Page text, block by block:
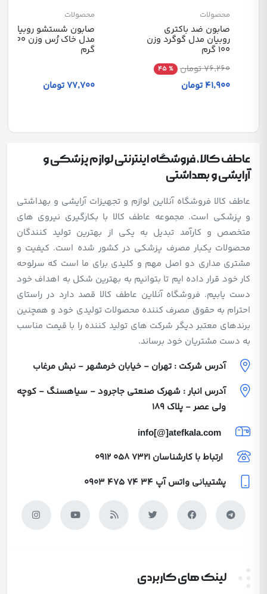
محصولات
صابون ضد باکتری
روبیان مدل گوگرد وزن
100 گرم
76٬260 تومان
% 45
41٬900 تومان
محصولات
صابون شستشو روبیان
مدل خاک رُس وزن 100
گرم
77٬700 تومان
عاطف کالا، فروشگاه اینترنتی لوازم پزشکی و
آرایشی و بهداشتی
عاطف کالا فروشگاه آنلاین لوازم و تجهیزات آرایشی و بهداشتی
و پزشکی است. مجموعه عاطف کالا با بکارگیری نیروی های
متخصص و کارآمد تبدیل به یکی از بهترین تولید کنندگان
محصولات یکبار مصرف پزشکی در کشور شده است. کیفیت و
مشتری مداری دو اصل مهم و کلیدی برای ما است که سرلوحه
کار خود قرار داده ایم تا بتوانیم به بهترین شکل به اهداف خود
دست یابیم. فروشگاه آنلاین عاطف کالا قصد دارد در راستای
احترام به حقوق مصرف کننده محصولات تولیدی خود و همچنین
برندهای معتبر دیگر شرکت های تولید کننده را با قیمت مناسب
به دست مشتریان خود برساند.
آدرس شرکت : تهران - خیابان خرمشهر - نبش مرغاب
آدرس انبار : شهرک صنعتی جاجرود - سیاهسنگ - کوچه
ولی عصر - پلاک 189
info[@]atefkala.com
ارتباط با کارشناسان 0912 058 7321
پشتیبانی واتس آپ 0903 475 74 34
لینک های کاربردی